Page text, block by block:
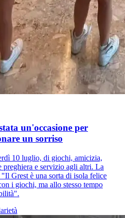
un'occasione per
un sorriso
10 luglio, di giochi, amicizia,
preghiera e servizio agli altri. La
Grest è una sorta di isola felice
i giochi, ma allo stesso tempo